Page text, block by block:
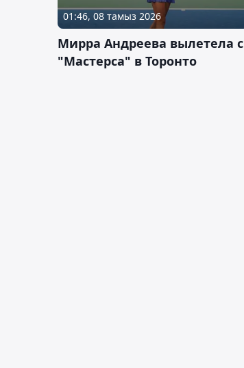
01:46, 08 тамыз 2026
Мирра Андреева вылетела с
"Мастерса" в Торонто